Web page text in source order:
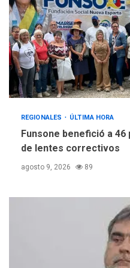
REGIONALES ÚLTIMA HORA
Funsone benefició a
de lentes correctivos
agosto 9, 2026 89